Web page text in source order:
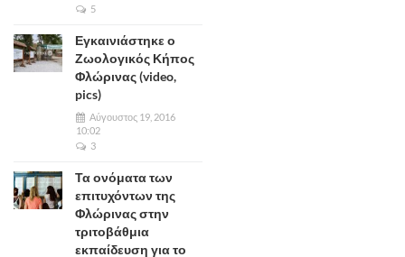
5
Εγκαινιάστηκε ο
Ζωολογικός Κήπος
Φλώρινας (video,
pics)
Αύγουστος 19, 2016
10:02
3
Τα ονόματα των
επιτυχόντων της
Φλώρινας στην
τριτοβάθμια
εκπαίδευση για το